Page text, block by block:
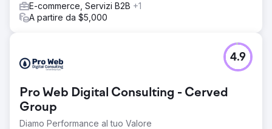
E-commerce, Servizi B2B +1
A partire da $5,000
Pro Web Digital Consulting - Cerved
Group
Diamo Performance al tuo Valore
4.9